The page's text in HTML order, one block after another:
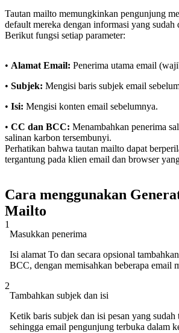
Tautan mailto memungkinkan pengunjung
default mereka dengan informasi yang sudah
Berikut fungsi setiap parameter:
• Alamat Email: Penerima utama email
• Subjek: Mengisi baris subjek email
• Isi: Mengisi konten email sebelumnya.
• CC dan BCC: Menambahkan penerima
salinan karbon tersembunyi.
Perhatikan bahwa tautan mailto dapat
tergantung pada klien email dan browser
Cara menggunakan
Mailto
1
Masukkan penerima
Isi alamat To dan secara opsional
BCC, dengan memisahkan beberapa email
2
Tambahkan subjek dan isi
Ketik baris subjek dan isi pesan yang sudah
sehingga email pengunjung terbuka dalam